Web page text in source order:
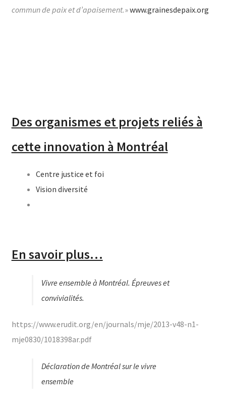
commun de paix et d’apaisement.»www.grainesdepaix.org
Des organismes et projets reliés à
cette innovation à Montréal
Centre justice et foi
Vision diversité
En savoir plus…
Vivre ensemble à Montréal. Épreuves et
convivialités.
https://www.erudit.org/en/journals/mje/2013-v48-n1-
mje0830/1018398ar.pdf
Déclaration de Montréal sur le vivre
ensemble